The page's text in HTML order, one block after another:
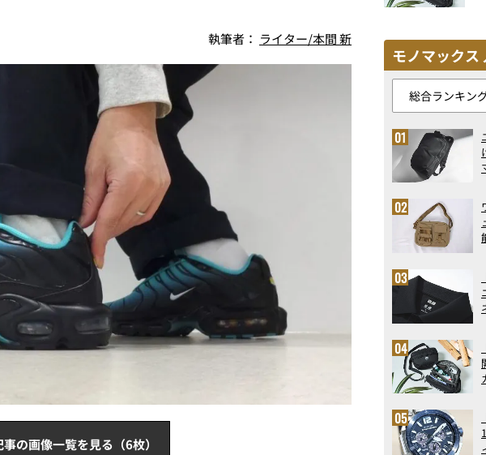
執筆者： ライター/本間 新
の画像一覧を見る（6枚）
モノマックス